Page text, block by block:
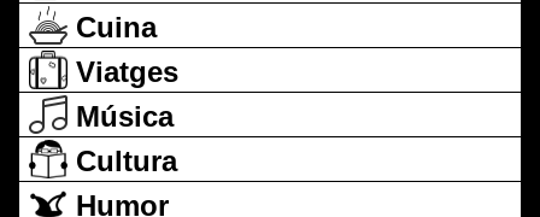
Cuina
Viatges
Música
Cultura
Humor